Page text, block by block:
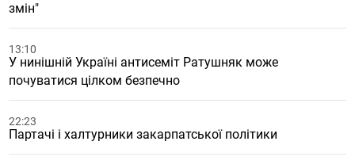
змін"
13:10
У нинішній Україні антисеміт Ратушняк може
почуватися цілком безпечно
22:23
Партачі і халтурники закарпатської політики